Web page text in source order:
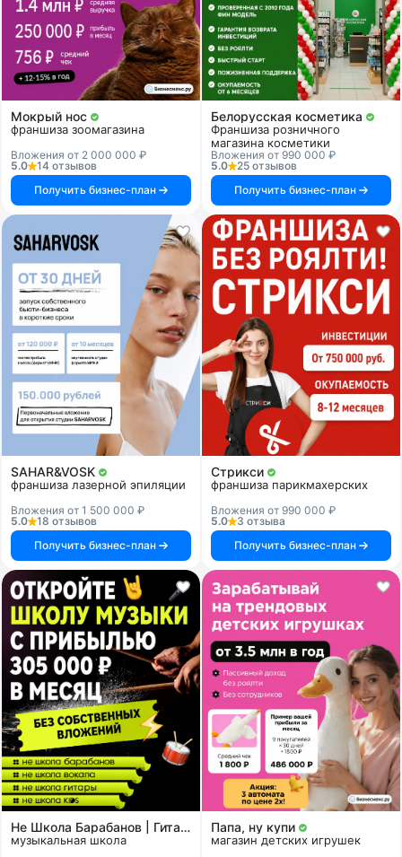
Мокрый нос
франшиза зоомагазина
Вложения от 2 000 000 ₽
5.0
14 отзывов
Получить бизнес-план
Белорусская косметика
Франшиза розничного
магазина косметики
Вложения от 990 000 ₽
5.0
25 отзывов
Получить бизнес-план
SAHAR&VOSK
франшиза лазерной эпиляции
Вложения от 1 500 000 ₽
5.0
18 отзывов
Получить бизнес-план
Стрикси
франшиза парикмахерских
Вложения от 990 000 ₽
5.0
3 отзыва
Получить бизнес-план
Не Школа Барабанов | Гитары | Вокала | KIDS
музыкальная школа
Папа, ну купи
магазин детских игрушек